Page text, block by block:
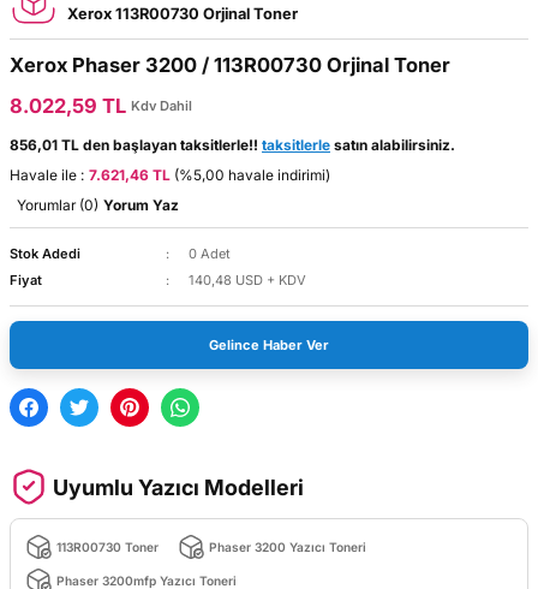
Xerox 113R00730 Orjinal Toner
Xerox Phaser 3200 / 113R00730 Orjinal Toner
8.022,59 TL Kdv Dahil
856,01 TL den başlayan taksitlerle!! taksitlerle satın alabilirsiniz.
Havale ile : 7.621,46 TL (%5,00 havale indirimi)
Yorumlar (0) Yorum Yaz
Stok Adedi
0 Adet
Fiyat
140,48 USD + KDV
Gelince Haber Ver
Uyumlu Yazıcı Modelleri
113R00730 Toner Phaser 3200 Yazıcı Toneri
Phaser 3200mfp Yazıcı Toneri